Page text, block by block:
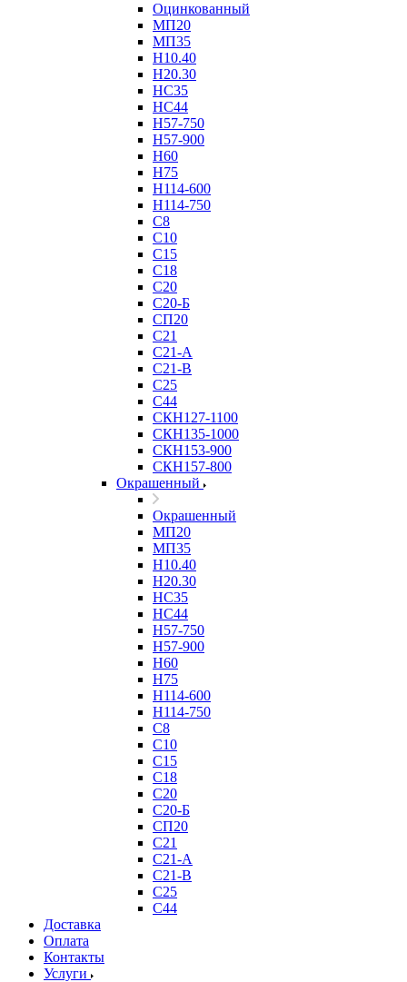
Оцинкованный
МП20
МП35
Н10.40
Н20.30
НС35
НС44
Н57-750
Н57-900
Н60
Н75
Н114-600
Н114-750
С8
С10
С15
С18
С20
С20-Б
СП20
С21
С21-А
С21-В
С25
С44
СКН127-1100
СКН135-1000
СКН153-900
СКН157-800
Окрашенный
Окрашенный
МП20
МП35
Н10.40
Н20.30
НС35
НС44
Н57-750
Н57-900
Н60
Н75
Н114-600
Н114-750
С8
С10
С15
С18
С20
С20-Б
СП20
С21
С21-А
С21-В
С25
С44
Доставка
Оплата
Контакты
Услуги